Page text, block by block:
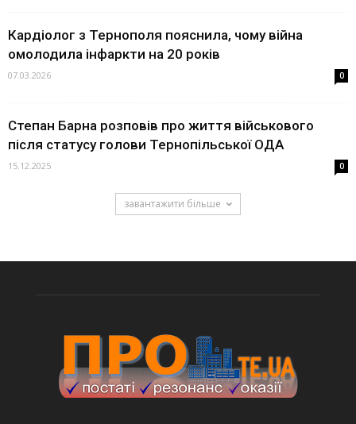
Кардіолог з Тернополя пояснила, чому війна
омолодила інфаркти на 20 років
07.03.2026 0
Степан Барна розповів про життя військового
після статусу голови Тернопільської ОДА
15.12.2025 0
завантажити більше